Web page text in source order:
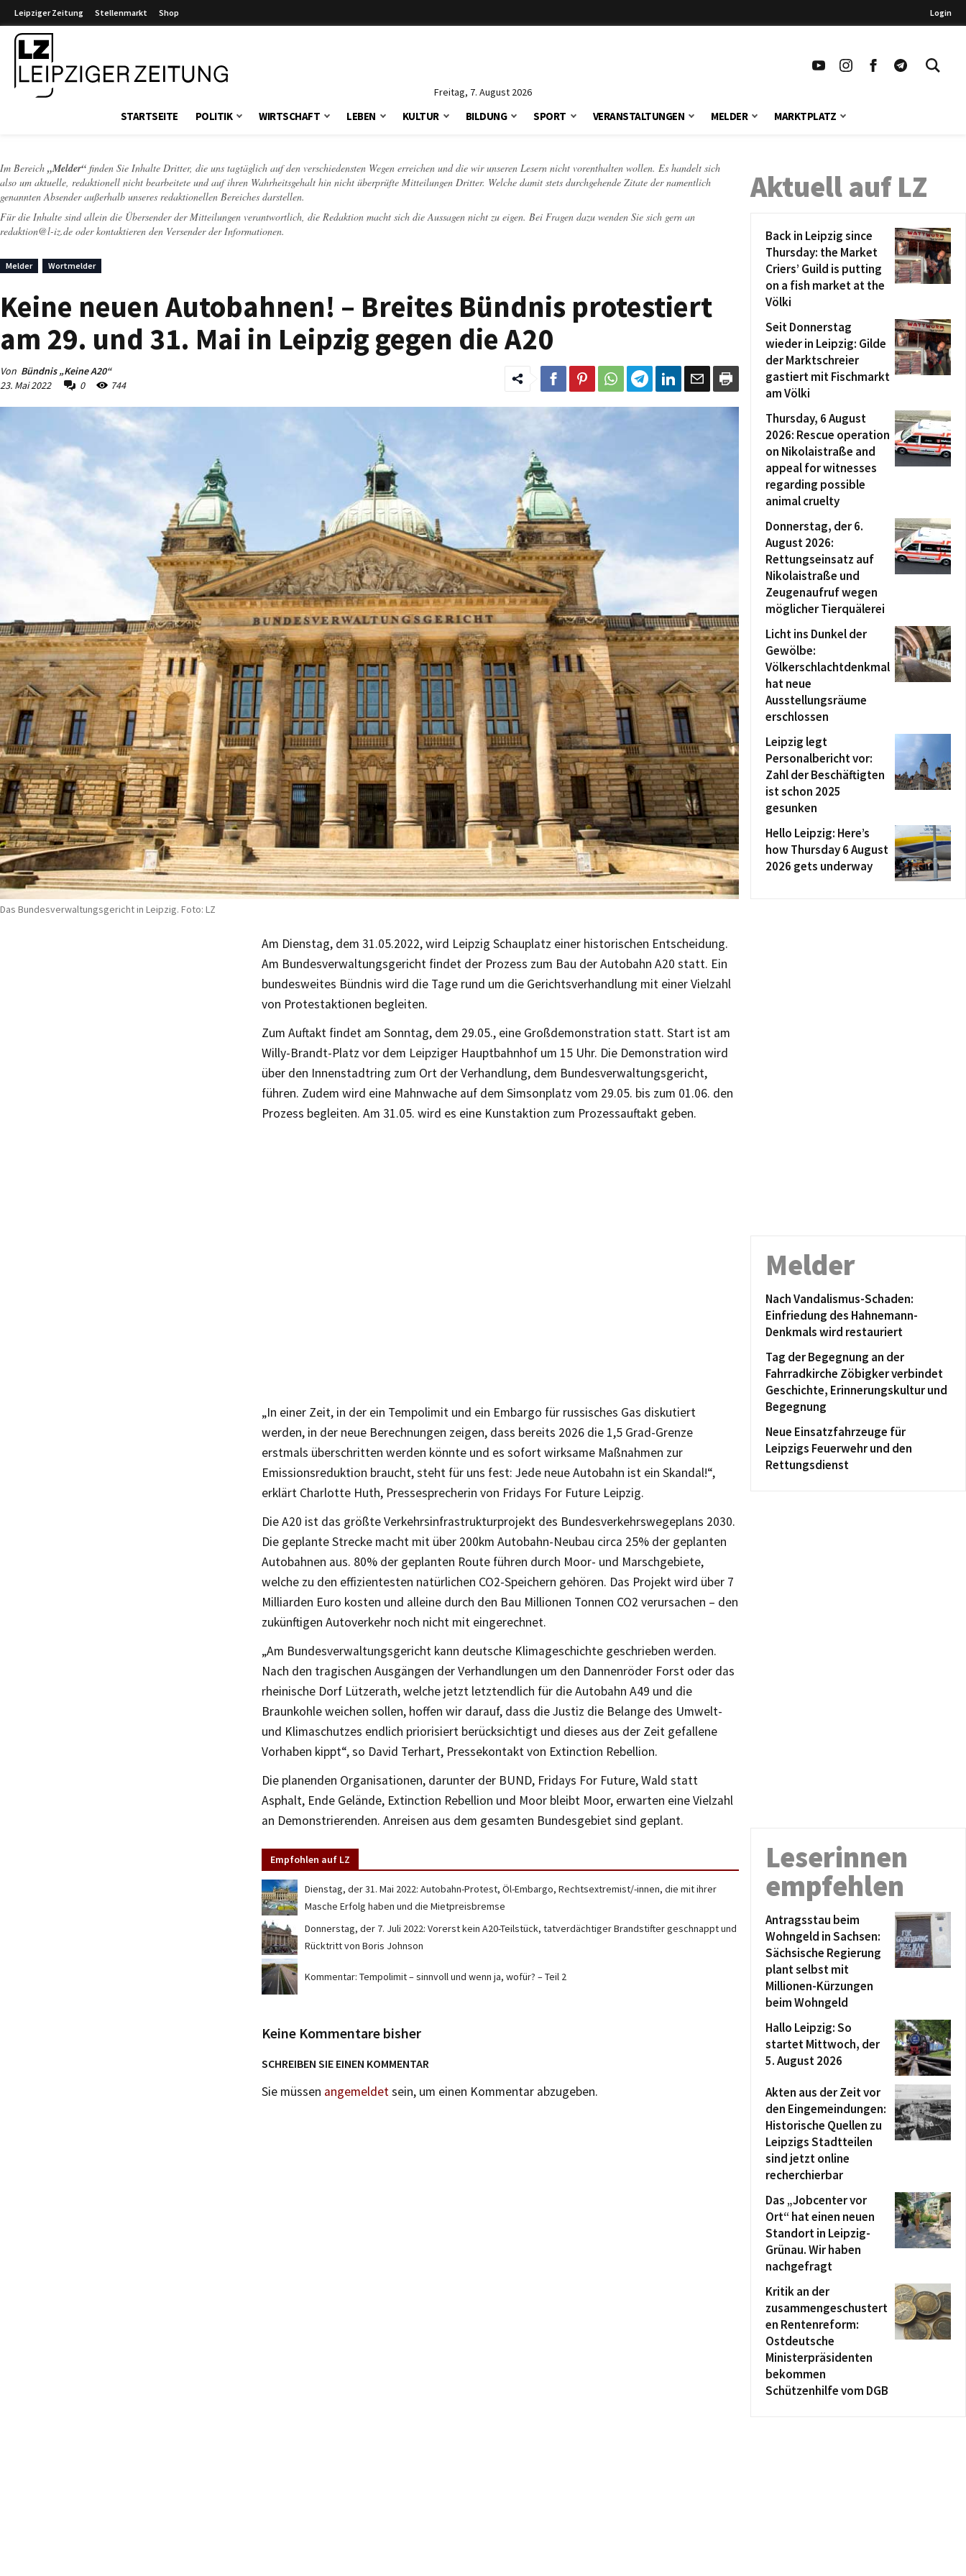
Leipziger Zeitung Stellenmarkt Shop Login
Freitag, 7. August 2026
STARTSEITE POLITIK WIRTSCHAFT LEBEN KULTUR BILDUNG SPORT VERANSTALTUNGEN MELDER MARKTPLATZ
Im Bereich „Melder“ finden Sie Inhalte Dritter, die uns tagtäglich auf den verschiedensten Wegen erreichen und die wir unseren Lesern nicht vorenthalten wollen. Es handelt sich
also um aktuelle, redaktionell nicht bearbeitete und auf ihren Wahrheitsgehalt hin nicht überprüfte Mitteilungen Dritter. Welche damit stets durchgehende Zitate der namentlich
genannten Absender außerhalb unseres redaktionellen Bereiches darstellen.
Für die Inhalte sind allein die Übersender der Mitteilungen verantwortlich, die Redaktion macht sich die Aussagen nicht zu eigen. Bei Fragen dazu wenden Sie sich gern an
redaktion@l-iz.de oder kontaktieren den Versender der Informationen.
Melder Wortmelder
Keine neuen Autobahnen! – Breites Bündnis protestiert
am 29. und 31. Mai in Leipzig gegen die A20
Von Bündnis „Keine A20“
23. Mai 2022
0 744
Das Bundesverwaltungsgericht in Leipzig. Foto: LZ
Am Dienstag, dem 31.05.2022, wird Leipzig Schauplatz einer historischen Entscheidung.
Am Bundesverwaltungsgericht findet der Prozess zum Bau der Autobahn A20 statt. Ein
bundesweites Bündnis wird die Tage rund um die Gerichtsverhandlung mit einer Vielzahl
von Protestaktionen begleiten.
Zum Auftakt findet am Sonntag, dem 29.05., eine Großdemonstration statt. Start ist am
Willy-Brandt-Platz vor dem Leipziger Hauptbahnhof um 15 Uhr. Die Demonstration wird
über den Innenstadtring zum Ort der Verhandlung, dem Bundesverwaltungsgericht,
führen. Zudem wird eine Mahnwache auf dem Simsonplatz vom 29.05. bis zum 01.06. den
Prozess begleiten. Am 31.05. wird es eine Kunstaktion zum Prozessauftakt geben.
„In einer Zeit, in der ein Tempolimit und ein Embargo für russisches Gas diskutiert
werden, in der neue Berechnungen zeigen, dass bereits 2026 die 1,5 Grad-Grenze
erstmals überschritten werden könnte und es sofort wirksame Maßnahmen zur
Emissionsreduktion braucht, steht für uns fest: Jede neue Autobahn ist ein Skandal!“,
erklärt Charlotte Huth, Pressesprecherin von Fridays For Future Leipzig.
Die A20 ist das größte Verkehrsinfrastrukturprojekt des Bundesverkehrswegeplans 2030.
Die geplante Strecke macht mit über 200km Autobahn-Neubau circa 25% der geplanten
Autobahnen aus. 80% der geplanten Route führen durch Moor- und Marschgebiete,
welche zu den effizientesten natürlichen CO2-Speichern gehören. Das Projekt wird über 7
Milliarden Euro kosten und alleine durch den Bau Millionen Tonnen CO2 verursachen – den
zukünftigen Autoverkehr noch nicht mit eingerechnet.
„Am Bundesverwaltungsgericht kann deutsche Klimageschichte geschrieben werden.
Nach den tragischen Ausgängen der Verhandlungen um den Dannenröder Forst oder das
rheinische Dorf Lützerath, welche jetzt letztendlich für die Autobahn A49 und die
Braunkohle weichen sollen, hoffen wir darauf, dass die Justiz die Belange des Umwelt-
und Klimaschutzes endlich priorisiert berücksichtigt und dieses aus der Zeit gefallene
Vorhaben kippt“, so David Terhart, Pressekontakt von Extinction Rebellion.
Die planenden Organisationen, darunter der BUND, Fridays For Future, Wald statt
Asphalt, Ende Gelände, Extinction Rebellion und Moor bleibt Moor, erwarten eine Vielzahl
an Demonstrierenden. Anreisen aus dem gesamten Bundesgebiet sind geplant.
Empfohlen auf LZ
Dienstag, der 31. Mai 2022: Autobahn-Protest, Öl-Embargo, Rechtsextremist/-innen, die mit ihrer
Masche Erfolg haben und die Mietpreisbremse
Donnerstag, der 7. Juli 2022: Vorerst kein A20-Teilstück, tatverdächtiger Brandstifter geschnappt und
Rücktritt von Boris Johnson
Kommentar: Tempolimit – sinnvoll und wenn ja, wofür? – Teil 2
Keine Kommentare bisher
SCHREIBEN SIE EINEN KOMMENTAR
Sie müssen angemeldetsein, um einen Kommentar abzugeben.
Aktuell auf LZ
Back in Leipzig since
Thursday: the Market
Criers’ Guild is putting
on a fish market at the
Völki
Seit Donnerstag
wieder in Leipzig: Gilde
der Marktschreier
gastiert mit Fischmarkt
am Völki
Thursday, 6 August
2026: Rescue operation
on Nikolaistraße and
appeal for witnesses
regarding possible
animal cruelty
Donnerstag, der 6.
August 2026:
Rettungseinsatz auf
Nikolaistraße und
Zeugenaufruf wegen
möglicher Tierquälerei
Licht ins Dunkel der
Gewölbe:
Völkerschlachtdenkmal
hat neue
Ausstellungsräume
erschlossen
Leipzig legt
Personalbericht vor:
Zahl der Beschäftigten
ist schon 2025
gesunken
Hello Leipzig: Here’s
how Thursday 6 August
2026 gets underway
Melder
Nach Vandalismus-Schaden:
Einfriedung des Hahnemann-
Denkmals wird restauriert
Tag der Begegnung an der
Fahrradkirche Zöbigker verbindet
Geschichte, Erinnerungskultur und
Begegnung
Neue Einsatzfahrzeuge für
Leipzigs Feuerwehr und den
Rettungsdienst
Leserinnen
empfehlen
Antragsstau beim
Wohngeld in Sachsen:
Sächsische Regierung
plant selbst mit
Millionen-Kürzungen
beim Wohngeld
Hallo Leipzig: So
startet Mittwoch, der
5. August 2026
Akten aus der Zeit vor
den Eingemeindungen:
Historische Quellen zu
Leipzigs Stadtteilen
sind jetzt online
recherchierbar
Das „Jobcenter vor
Ort“ hat einen neuen
Standort in Leipzig-
Grünau. Wir haben
nachgefragt
Kritik an der
zusammengeschustert
en Rentenreform:
Ostdeutsche
Ministerpräsidenten
bekommen
Schützenhilfe vom DGB